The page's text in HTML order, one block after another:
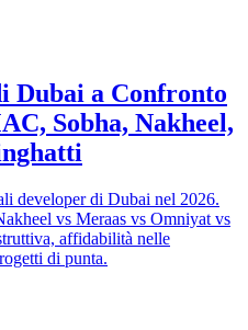
Dubai a Confronto
Sobha, Nakheel,
developer di Dubai nel 2026.
vs Meraas vs Omniyat vs
affidabilità nelle
di punta.